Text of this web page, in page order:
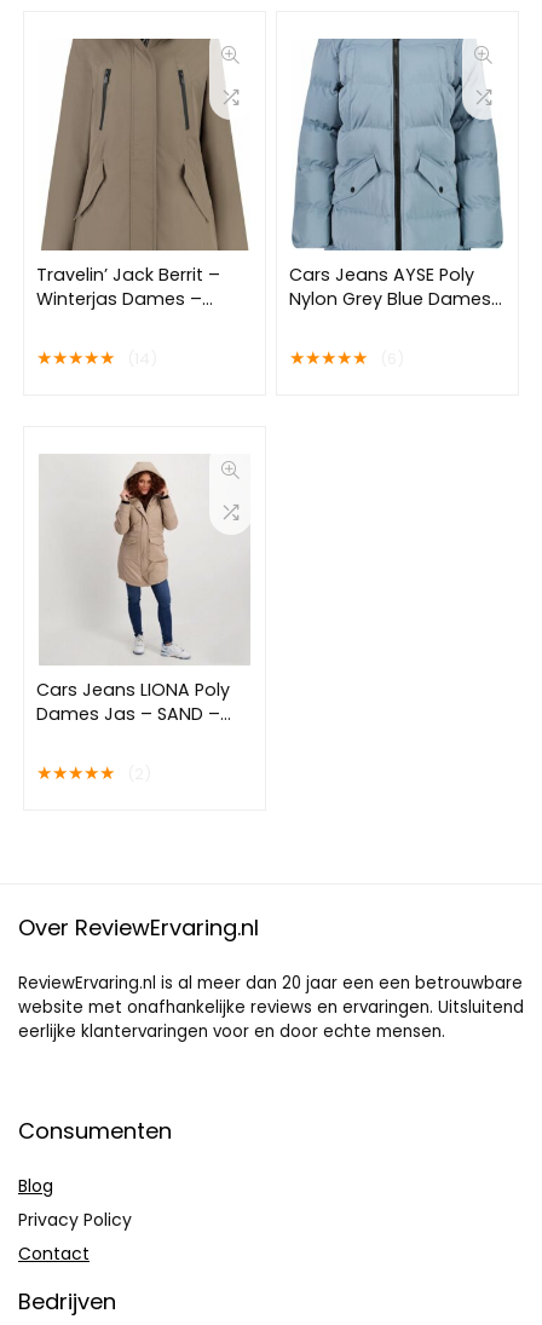
Travelin’ Jack Berrit –
Winterjas Dames –
Winddicht – Bruin –
Maat 46
★★★★★
Cars Jeans AYSE Poly
Nylon Grey Blue Dames
M
★★★★★
Cars Jeans LIONA Poly
Dames Jas – SAND –
★★★★★
Over ReviewErvaring.nl
ReviewErvaring.nl is al meer dan 20 jaar een een betrouwbare
website met onafhankelijke reviews en ervaringen. Uitsluitend
eerlijke klantervaringen voor en door echte mensen.
Consumenten
Blog
Privacy Policy
Contact
Bedrijven